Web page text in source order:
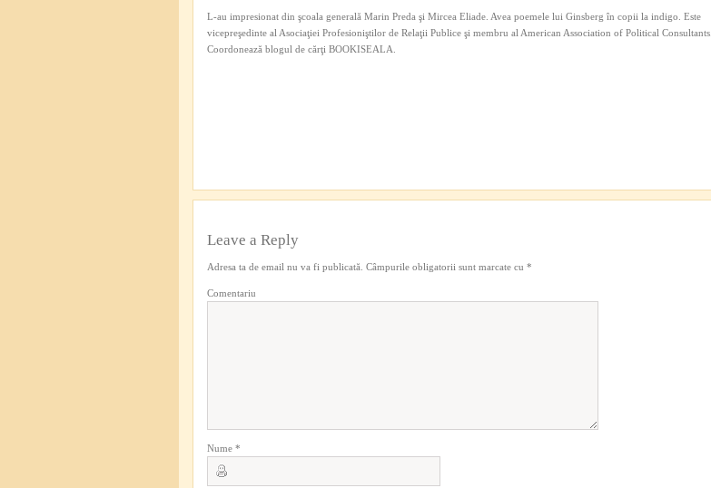
L-au impresionat din şcoala generală Marin Preda şi Mircea Eliade. Avea poemele lui Ginsberg în copii la indigo. Este
vicepreşedinte al Asociaţiei Profesioniştilor de Relaţii Publice şi membru al American Association of Political Consultants.
Coordonează blogul de cărţi BOOKISEALA.
Leave a Reply
Adresa ta de email nu va fi publicată. Câmpurile obligatorii sunt marcate cu *
Comentariu
Nume *